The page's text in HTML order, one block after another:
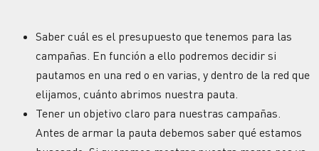
Saber cuál es el presupuesto que tenemos para las
campañas. En función a ello podremos decidir si
pautamos en una red o en varias, y dentro de la red que
elijamos, cuánto abrimos nuestra pauta.
Tener un objetivo claro para nuestras campañas.
Antes de armar la pauta debemos saber qué estamos